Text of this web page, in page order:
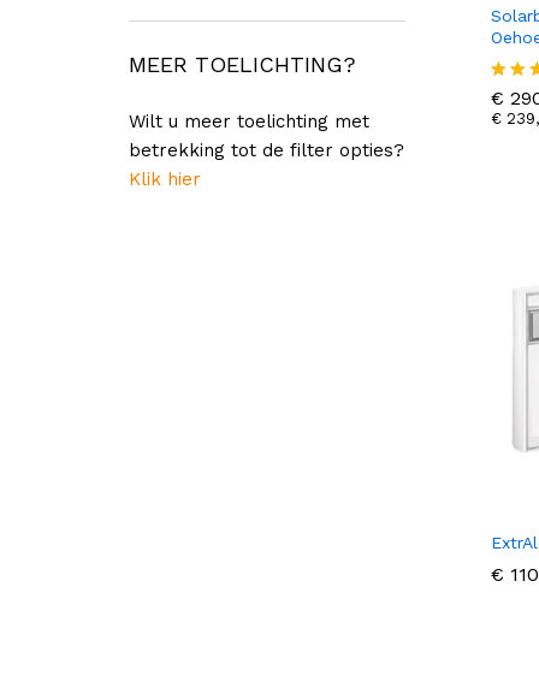
eerd
€
€
€
€
€
€
MEER TOELICHTING?
Wilt u meer toelichting met
betrekking tot de filter opties?
Klik hier